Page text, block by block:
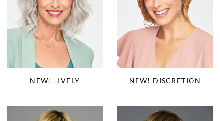
NEW! LIVELY NEW! DISCRETION